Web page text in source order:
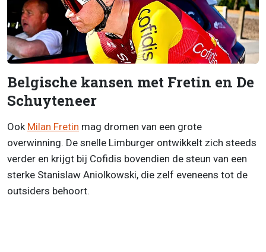
Belgische kansen met Fretin en De
Schuyteneer
Ook Milan Fretin mag dromen van een grote
overwinning. De snelle Limburger ontwikkelt zich steeds
verder en krijgt bij Cofidis bovendien de steun van een
sterke Stanislaw Aniolkowski, die zelf eveneens tot de
outsiders behoort.